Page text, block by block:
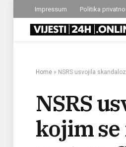
Impressum Politika
Home » NSRS usvojila
NSRS
kojim